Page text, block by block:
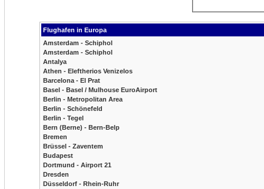
Flughafen in Europa
Amsterdam - Schiphol
Amsterdam - Schiphol
Antalya
Athen - Eleftherios Venizelos
Barcelona - El Prat
Basel - Basel / Mulhouse EuroAirport
Berlin - Metropolitan Area
Berlin - Schönefeld
Berlin - Tegel
Bern (Berne) - Bern-Belp
Bremen
Brüssel - Zaventem
Budapest
Dortmund - Airport 21
Dresden
Düsseldorf - Rhein-Ruhr